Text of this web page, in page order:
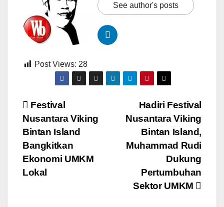
See author's posts
Post Views: 28
Navigasi
pos
Hadiri Festival
Nusantara Viking
Bintan Island,
Muhammad Rudi
Dukung
Pertumbuhan
Sektor UMKM
Festival
Nusantara Viking
Bintan Island
Bangkitkan
Ekonomi UMKM
Lokal